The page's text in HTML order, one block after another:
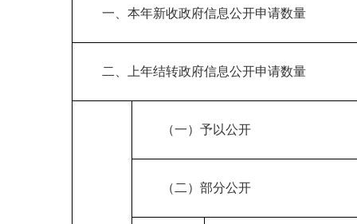
一、本年新收政府信息公开申请数量
二、上年结转政府信息公开申请数量
（一）予以公开
（二）部分公开